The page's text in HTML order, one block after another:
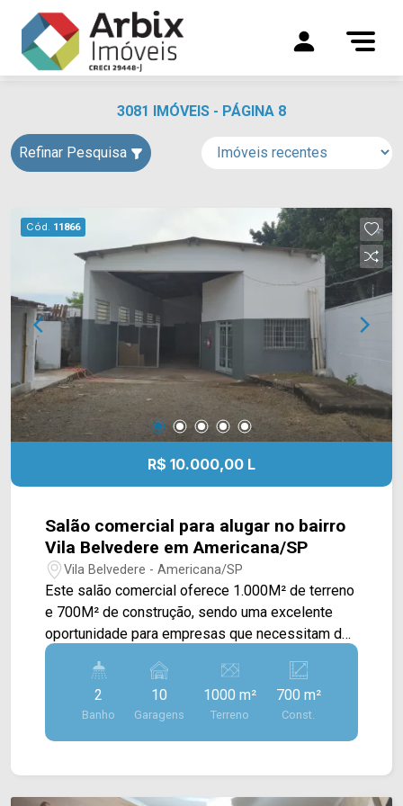
3081 IMÓVEIS - PÁGINA 8
Refinar Pesquisa
Cód. 11866
R$ 10.000,00 L
Salão comercial para alugar no bairro
Vila Belvedere em Americana/SP
Vila Belvedere - Americana/SP
Este salão comercial oferece 1.000M² de terreno
e 700M² de construção, sendo uma excelente
oportunidade para empresas que necessitam de
ampla área operacional, logística eficiente e
localização estratégica para suas atividades.
Localizado aos fundos do terreno, o imóvel conta
com um amplo salão que pode ser adaptado para
diferentes segmentos industriais, centros de
2
Banho
10
Garagens
1000 m²
Terreno
700 m²
Const.